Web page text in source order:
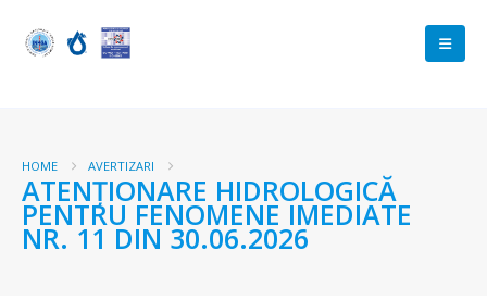
HOME AVERTIZARI
ATENŢIONARE HIDROLOGICĂ
PENTRU FENOMENE IMEDIATE
NR. 11 DIN 30.06.2026